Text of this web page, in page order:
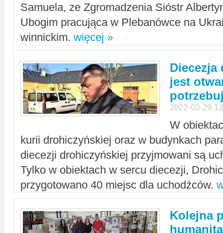
Samuela, ze Zgromadzenia Sióstr
Ubogim pracująca w Plebanówce na
winnickim. więcej »
Diecezja
jest
2022-03-29
W
kurii drohiczyńskiej oraz w budynkach
diecezji drohiczyńskiej przyjmowani są
Tylko w obiektach w sercu diecezji,
przygotowano 40 miejsc dla uchodźców.
Kolejna